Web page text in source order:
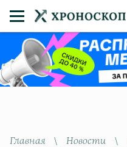
Главная \ Новости \